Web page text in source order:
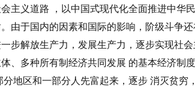
主义道路
，以中国式现代化全面推进中华
由于国内的因素和国际的影响，阶级斗争
步解放生产力，发展生产力，逐步实现社
、多种所有制经济共同发展 的基本经济制
分地区和一部分人先富起来，逐步 消灭贫穷